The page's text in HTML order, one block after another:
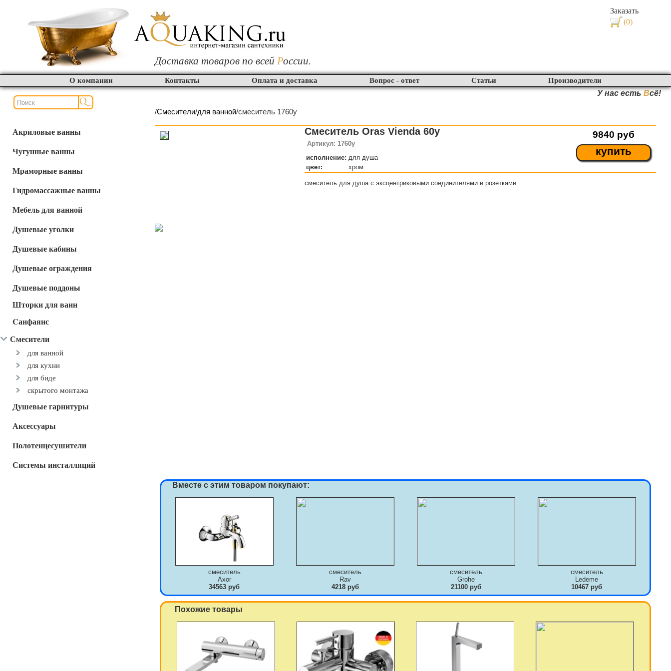
Заказать
(0)
Доставка товаров по всей России.
О компании Контакты Оплата и доставка Вопрос - ответ Статьи Производители
У нас есть Всё!
Акриловые ванны
Чугунные ванны
Мраморные ванны
Гидромассажные ванны
Мебель для ванной
Душевые уголки
Душевые кабины
Душевые ограждения
Душевые поддоны
Шторки для ванн
Cанфаянс
Смесители
для ванной
для кухни
для биде
скрытого монтажа
Душевые гарнитуры
Аксессуары
Полотенцесушители
Системы инсталляций
/Смесители/для ванной/смеситель 1760y
9840 руб
купить
Смеситель Oras Vienda 60y
Артикул: 1760y
исполнение: для душа
цвет:
хром
смеситель для душа с эксцентриковыми соединителями и розетками
Вместе с этим товаром покупают:
смеситель
Axor
34563 руб
смеситель
Rav
4218 руб
смеситель
Grohe
21100 руб
смеситель
Ledeme
10467 руб
Похожие товары